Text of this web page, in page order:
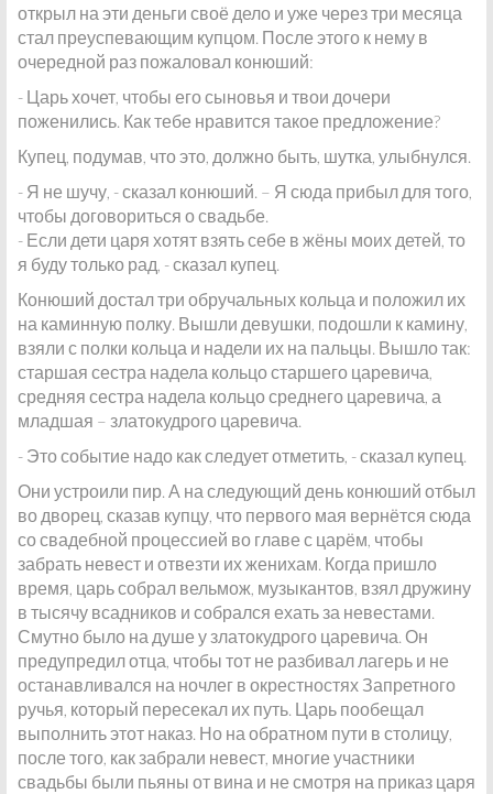
открыл на эти деньги своё дело и уже через три месяца
стал преуспевающим купцом. После этого к нему в
очередной раз пожаловал конюший:
- Царь хочет, чтобы его сыновья и твои дочери
поженились. Как тебе нравится такое предложение?
Купец, подумав, что это, должно быть, шутка, улыбнулся.
- Я не шучу, - сказал конюший. – Я сюда прибыл для того,
чтобы договориться о свадьбе.
- Если дети царя хотят взять себе в жёны моих детей, то
я буду только рад, - сказал купец.
Конюший достал три обручальных кольца и положил их
на каминную полку. Вышли девушки, подошли к камину,
взяли с полки кольца и надели их на пальцы. Вышло так:
старшая сестра надела кольцо старшего царевича,
средняя сестра надела кольцо среднего царевича, а
младшая – златокудрого царевича.
- Это событие надо как следует отметить, - сказал купец.
Они устроили пир. А на следующий день конюший отбыл
во дворец, сказав купцу, что первого мая вернётся сюда
со свадебной процессией во главе с царём, чтобы
забрать невест и отвезти их женихам. Когда пришло
время, царь собрал вельмож, музыкантов, взял дружину
в тысячу всадников и собрался ехать за невестами.
Смутно было на душе у златокудрого царевича. Он
предупредил отца, чтобы тот не разбивал лагерь и не
останавливался на ночлег в окрестностях Запретного
ручья, который пересекал их путь. Царь пообещал
выполнить этот наказ. Но на обратном пути в столицу,
после того, как забрали невест, многие участники
свадьбы были пьяны от вина и не смотря на приказ царя